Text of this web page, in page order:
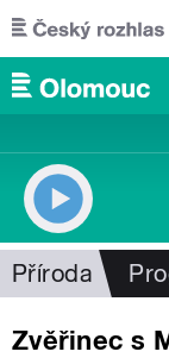
Přejít k hlavnímu
Příroda
Zvěřinec s